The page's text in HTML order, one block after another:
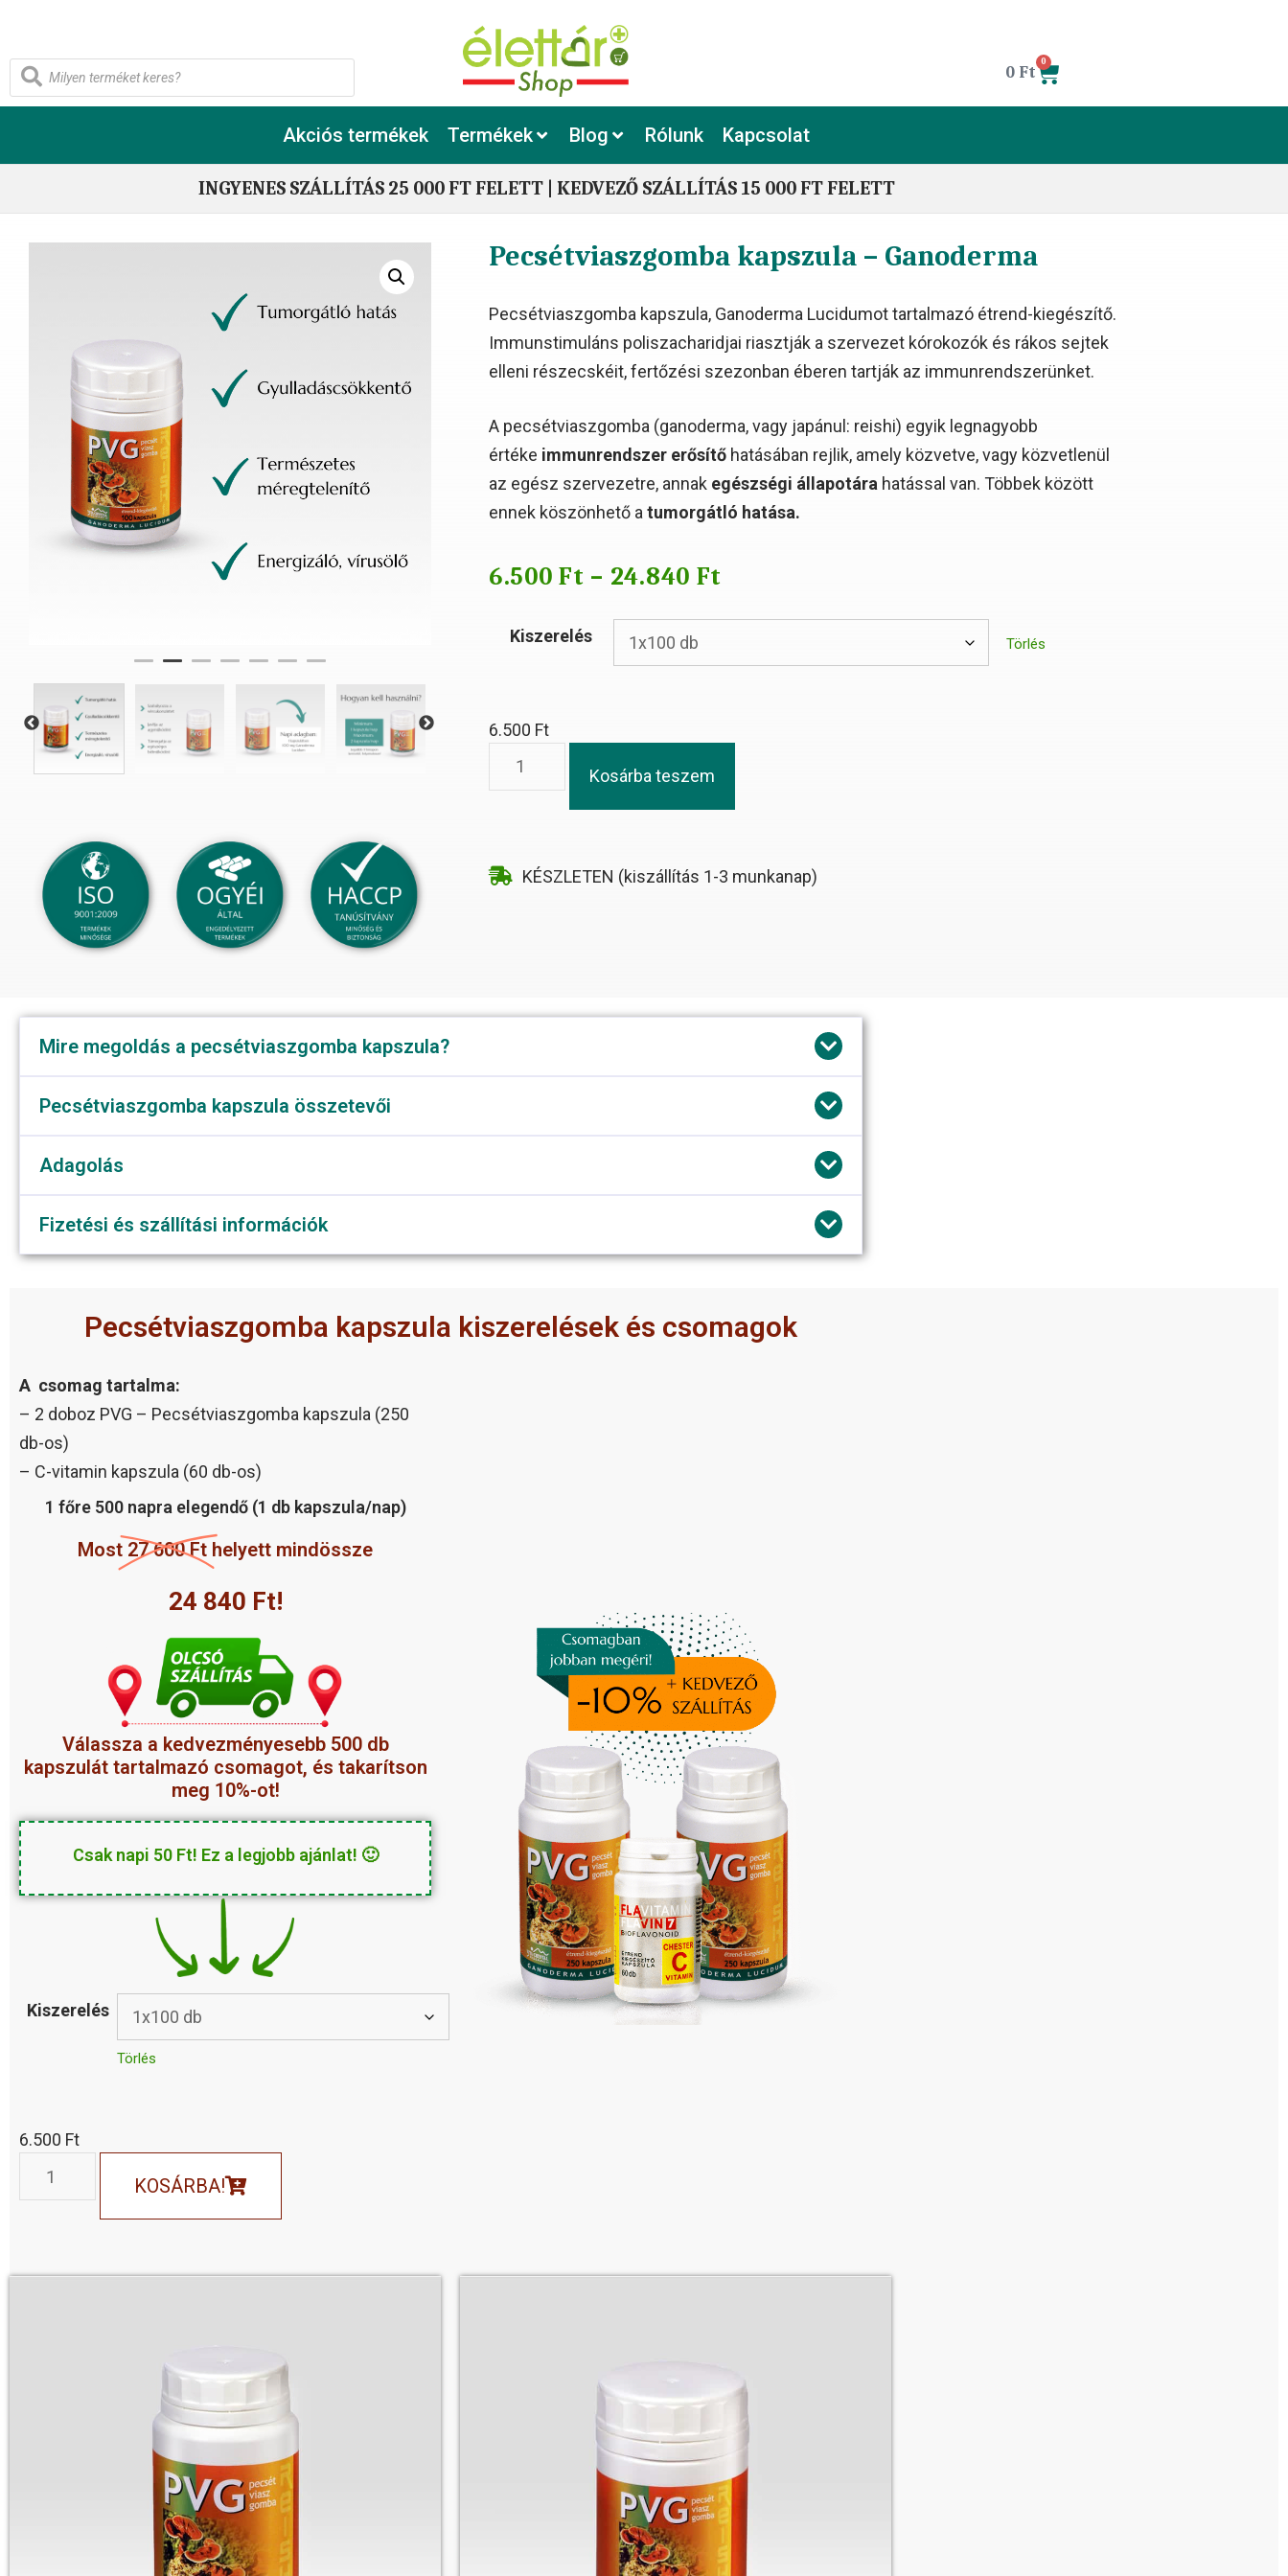
0 Ft
0
Akciós termékek Termékek Blog Rólunk Kapcsolat
INGYENES SZÁLLÍTÁS 25 000 FT FELETT | KEDVEZŐ SZÁLLÍTÁS 15 000 FT FELETT
Pecsétviaszgomba kapszula – Ganoderma
Pecsétviaszgomba kapszula, Ganoderma Lucidumot tartalmazó étrend-kiegészítő.
Immunstimuláns poliszacharidjai riasztják a szervezet kórokozók és rákos sejtek
elleni részecskéit, fertőzési szezonban éberen tartják az immunrendszerünket.
A pecsétviaszgomba (ganoderma, vagy japánul: reishi) egyik legnagyobb
értéke immunrendszer erősítő hatásában rejlik, amely közvetve, vagy közvetlenül
az egész szervezetre, annak egészségi állapotára hatással van. Többek között
ennek köszönhető a tumorgátló hatása.
6.500Ft – 24.840 Ft
Kiszerelés Törlés
6.500 Ft
Kosárba teszem
KÉSZLETEN (kiszállítás 1-3 munkanap)
Mire megoldás a pecsétviaszgomba kapszula?
Pecsétviaszgomba kapszula összetevői
Adagolás
Fizetési és szállítási információk
Pecsétviaszgomba kapszula kiszerelések és csomagok
A csomag tartalma:
– 2 doboz PVG – Pecsétviaszgomba kapszula (250
db-os)
– C-vitamin kapszula (60 db-os)
1 főre 500 napra elegendő (1 db kapszula/nap)
Most 27 600 Ft helyett mindössze
24 840 Ft!
Válassza a kedvezményesebb 500 db
kapszulát tartalmazó csomagot, és takarítson
meg 10%-ot!
Csak napi 50 Ft! Ez a legjobb ajánlat! 🙂
Kiszerelés
Törlés
6.500 Ft
KOSÁRBA!